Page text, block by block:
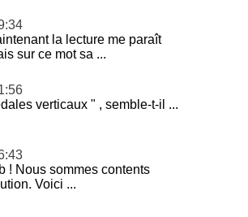
la lecture me paraît
sur ce mot sa ...
verticaux " , semble-t-il ...
! Nous sommes contents
Voici ...